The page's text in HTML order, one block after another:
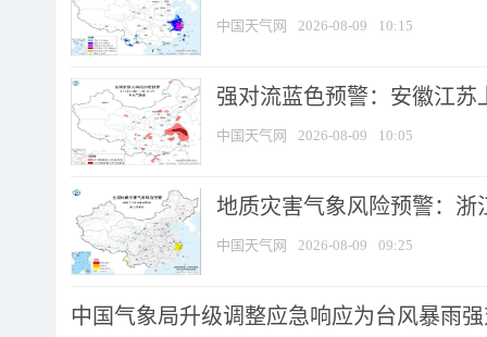
中国天气网 2026-08-09 10:15
强对流蓝色预警：安徽江苏
中国天气网 2026-08-09 10:05
地质灾害气象风险预警：浙
中国天气网 2026-08-09 09:25
中国气象局升级调整应急响应为台风暴雨